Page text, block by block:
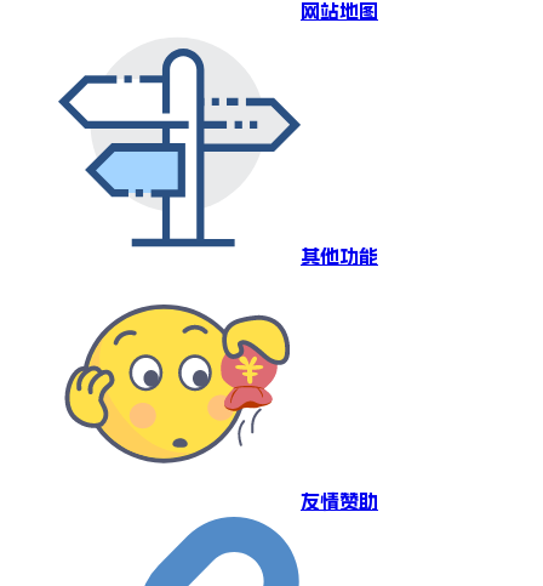
网站地图
其他功能
友情赞助